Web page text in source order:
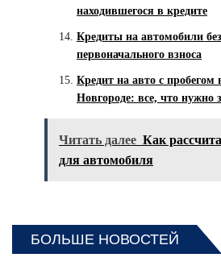
находившегося в кредите
Кредиты на автомобили без
первоначального взноса
Кредит на авто с
Новгороде: все, что нужно
Читать далее Как
для автомобиля
БОЛЬШЕ НОВОСТЕЙ